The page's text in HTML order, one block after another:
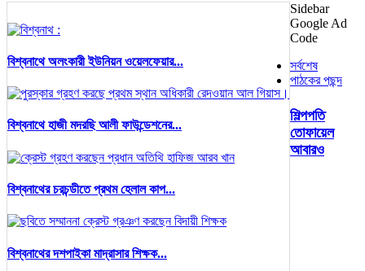
বিশ্বনাথে অলংকারী ইউনিয়ন ওয়েলফেয়ার...
বিশ্বনাথে হাজী মদরছি আলী ফাউন্ডেশনের...
বিশ্বনাথের চরচন্ডীতে প্রথম হেলাল কাপ...
বিশ্বনাথের দশপাইকা মাদ্রাসার শিক্ষক...
Sidebar
Google Ad
Code
সর্বশেষ
পাঠকের পছন্দ
শিল্পপতি
তোফায়েল
আবারও